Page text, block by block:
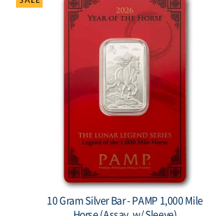
China 2026 - China Dragon Ag999 1 oz BU